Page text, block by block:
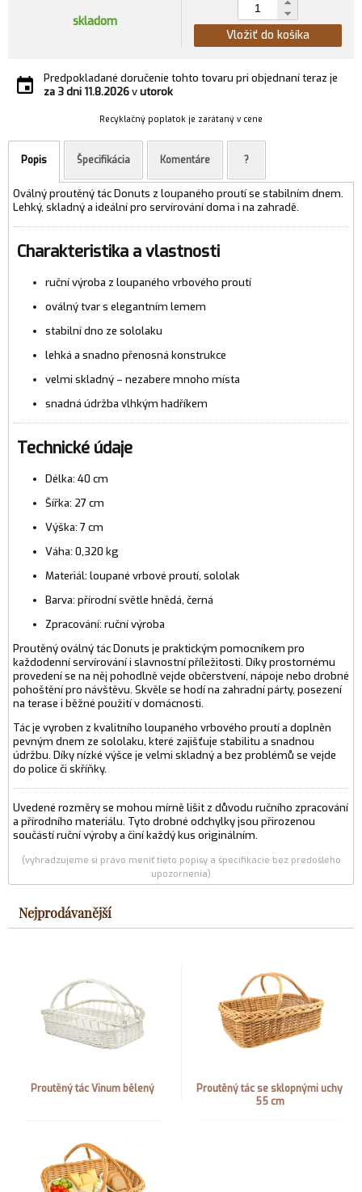
skladom
Vložiť do košíka
Predpokladané doručenie tohto tovaru pri objednaní teraz je
za 3 dni11.8.2026vutorok
Recyklačný poplatok je zarátaný v cene
Popis Špecifikácia Komentáre ?
Oválný proutěný tác Donuts z loupaného proutí se stabilním dnem.
Lehký, skladný a ideální pro servírování doma i na zahradě.
Charakteristika a vlastnosti
ruční výroba z loupaného vrbového proutí
oválný tvar s elegantním lemem
stabilní dno ze sololaku
lehká a snadno přenosná konstrukce
velmi skladný – nezabere mnoho místa
snadná údržba vlhkým hadříkem
Technické údaje
Délka: 40 cm
Šířka: 27 cm
Výška: 7 cm
Váha: 0,320 kg
Materiál: loupané vrbové proutí, sololak
Barva: přírodní světle hnědá, černá
Zpracování: ruční výroba
Proutěný oválný tác Donuts je praktickým pomocníkem pro
každodenní servírování i slavnostní příležitosti. Díky prostornému
provedení se na něj pohodlně vejde občerstvení, nápoje nebo drobné
pohoštění pro návštěvu. Skvěle se hodí na zahradní párty, posezení
na terase i běžné použití v domácnosti.
Tác je vyroben z kvalitního loupaného vrbového proutí a doplněn
pevným dnem ze sololaku, které zajišťuje stabilitu a snadnou
údržbu. Díky nízké výšce je velmi skladný a bez problémů se vejde
do police či skříňky.
Uvedené rozměry se mohou mírně lišit z důvodu ručního zpracování
a přírodního materiálu. Tyto drobné odchylky jsou přirozenou
součástí ruční výroby a činí každý kus originálním.
(vyhradzujeme si právo meniť tieto popisy a špecifikácie bez predošlého
upozornenia)
Nejprodávanější
Proutěný tác Vinum bělený
Proutěný tác se sklopnými uchy
55 cm